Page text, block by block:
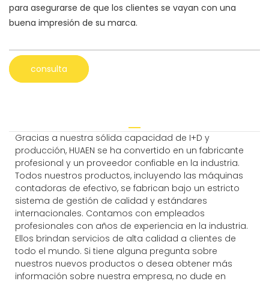
para asegurarse de que los clientes se vayan con una
buena impresión de su marca.
consulta
Gracias a nuestra sólida capacidad de I+D y
producción, HUAEN se ha convertido en un fabricante
profesional y un proveedor confiable en la industria.
Todos nuestros productos, incluyendo las máquinas
contadoras de efectivo, se fabrican bajo un estricto
sistema de gestión de calidad y estándares
internacionales. Contamos con empleados
profesionales con años de experiencia en la industria.
Ellos brindan servicios de alta calidad a clientes de
todo el mundo. Si tiene alguna pregunta sobre
nuestros nuevos productos o desea obtener más
información sobre nuestra empresa, no dude en